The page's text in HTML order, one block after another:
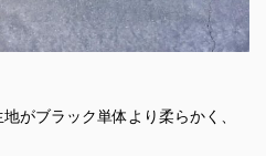
がブラック単体より柔らかく、